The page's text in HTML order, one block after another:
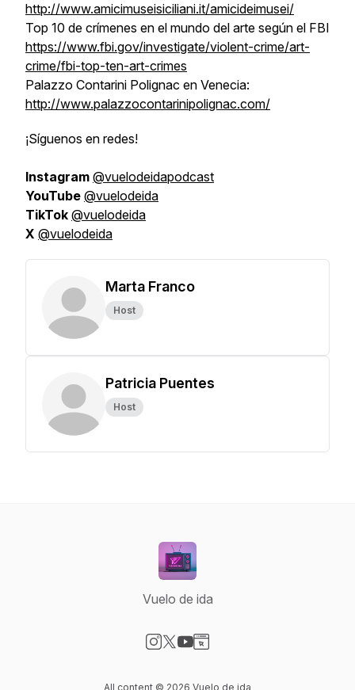
http://www.amicimuseisiciliani.it/amicideimusei/
Top 10 de crímenes en el mundo del arte según el FBI
https://www.fbi.gov/investigate/violent-crime/art-
crime/fbi-top-ten-art-crimes
Palazzo Contarini Polignac en Venecia:
http://www.palazzocontarinipolignac.com/
¡Síguenos en redes!
Instagram @vuelodeidapodcast
YouTube @vuelodeida
TikTok @vuelodeida
X @vuelodeida
Marta Franco
Host
Patricia Puentes
Host
Vuelo de ida
All content © 2026 Vuelo de ida